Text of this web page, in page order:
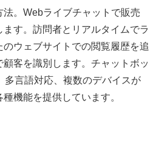
。Webライブチャットで販売
す。訪問者とリアルタイムでラ
ウェブサイトでの閲覧履歴を追
客を識別します。チャットボッ
多言語対応、複数のデバイスが
機能を提供しています。